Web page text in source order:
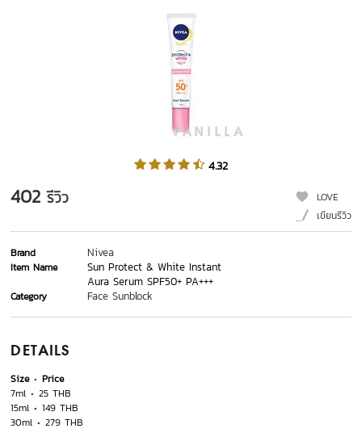
4.32
402 รีวิว
LOVE
เขียนรีวิว
Brand Nivea
Item Name
Sun Protect & White Instant
Aura Serum SPF50+ PA+++
Category Face Sunblock
DETAILS
Size
Price
7ml
25 THB
15ml
149 THB
30ml
279 THB